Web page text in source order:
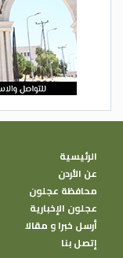
الرئيسية
عن الأردن
محافظة عجلون
عجلون الإخبارية
أرسل خبرا و مقالا
إتصل بنا